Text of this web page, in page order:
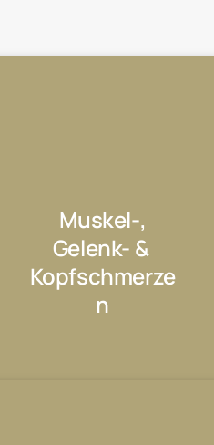
Muskel-,
Gelenk- &
Kopfschmerze
n